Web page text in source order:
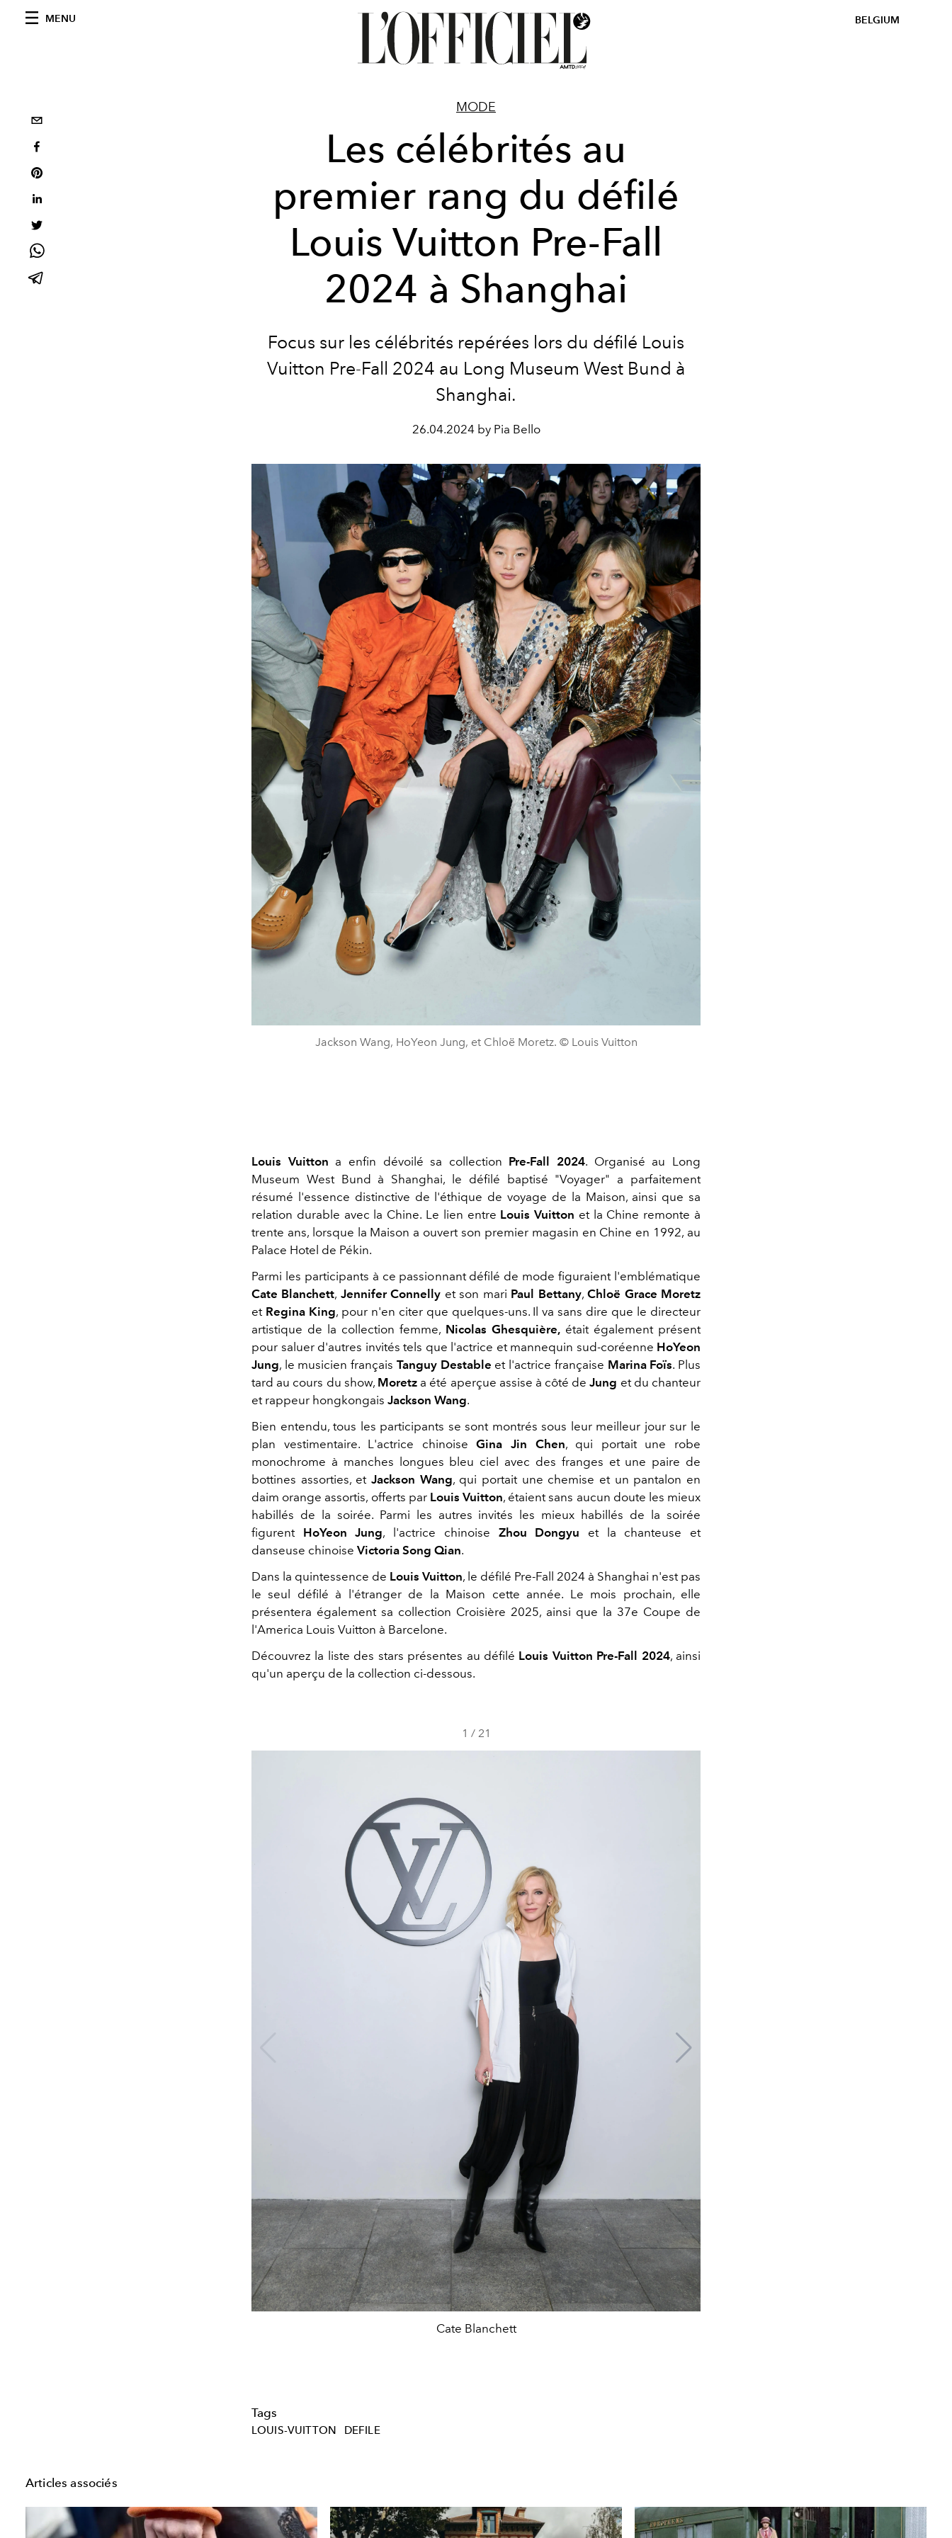
MENU BELGIUM
MODE
Les célébrités au
premier rang du défilé
Louis Vuitton Pre-Fall
2024 à Shanghai
Focus sur les célébrités repérées lors du défilé Louis
Vuitton Pre-Fall 2024 au Long Museum West Bund à
Shanghai.
26.04.2024 by Pia Bello
Jackson Wang, HoYeon Jung, et Chloë Moretz. © Louis Vuitton
Louis Vuitton a enfin dévoilé sa collection Pre-Fall 2024. Organisé au Long
Museum West Bund à Shanghai, le défilé baptisé "Voyager" a parfaitement
résumé l'essence distinctive de l'éthique de voyage de la Maison, ainsi que sa
relation durable avec la Chine. Le lien entre Louis Vuitton et la Chine remonte à
trente ans, lorsque la Maison a ouvert son premier magasin en Chine en 1992, au
Palace Hotel de Pékin.
Parmi les participants à ce passionnant défilé de mode figuraient l'emblématique
Cate Blanchett, Jennifer Connelly et son mari Paul Bettany,Chloë Grace Moretz
et Regina King, pour n'en citer que quelques-uns. Il va sans dire que le directeur
artistique de la collection femme, Nicolas Ghesquière, était également présent
pour saluer d'autres invités tels que l'actrice et mannequin sud-coréenne HoYeon
Jung, le musicien français Tanguy Destable et l'actrice française Marina Foïs. Plus
tard au cours du show, Moretza été aperçue assise à côté deJung et du chanteur
et rappeur hongkongais Jackson Wang.
Bien entendu, tous les participants se sont montrés sous leur meilleur jour sur le
plan vestimentaire. L'actrice chinoiseGina Jin Chen, qui portait une robe
monochrome à manches longues bleu ciel avec des franges et une paire de
bottines assorties, et Jackson Wang, qui portait une chemise et un pantalon en
daim orange assortis, offerts par Louis Vuitton, étaient sans aucun doute les mieux
habillés de la soirée. Parmi les autres invités les mieux habillés de la soirée
figurent HoYeon Jung, l'actrice chinoise Zhou Dongyu et la chanteuse et
danseuse chinoise Victoria Song Qian.
Dans la quintessence de Louis Vuitton, le défilé Pre-Fall 2024 à Shanghai n'est pas
le seul défilé à l'étranger de la Maison cette année. Le mois prochain, elle
présentera également sa collection Croisière 2025, ainsi que la 37e Coupe de
l'America Louis Vuitton à Barcelone.
Découvrez la liste des stars présentes au défilé Louis Vuitton Pre-Fall 2024, ainsi
qu'un aperçu de la collection ci-dessous.
1 / 21
Cate Blanchett
Tags
LOUIS-VUITTON DEFILE
Articles associés